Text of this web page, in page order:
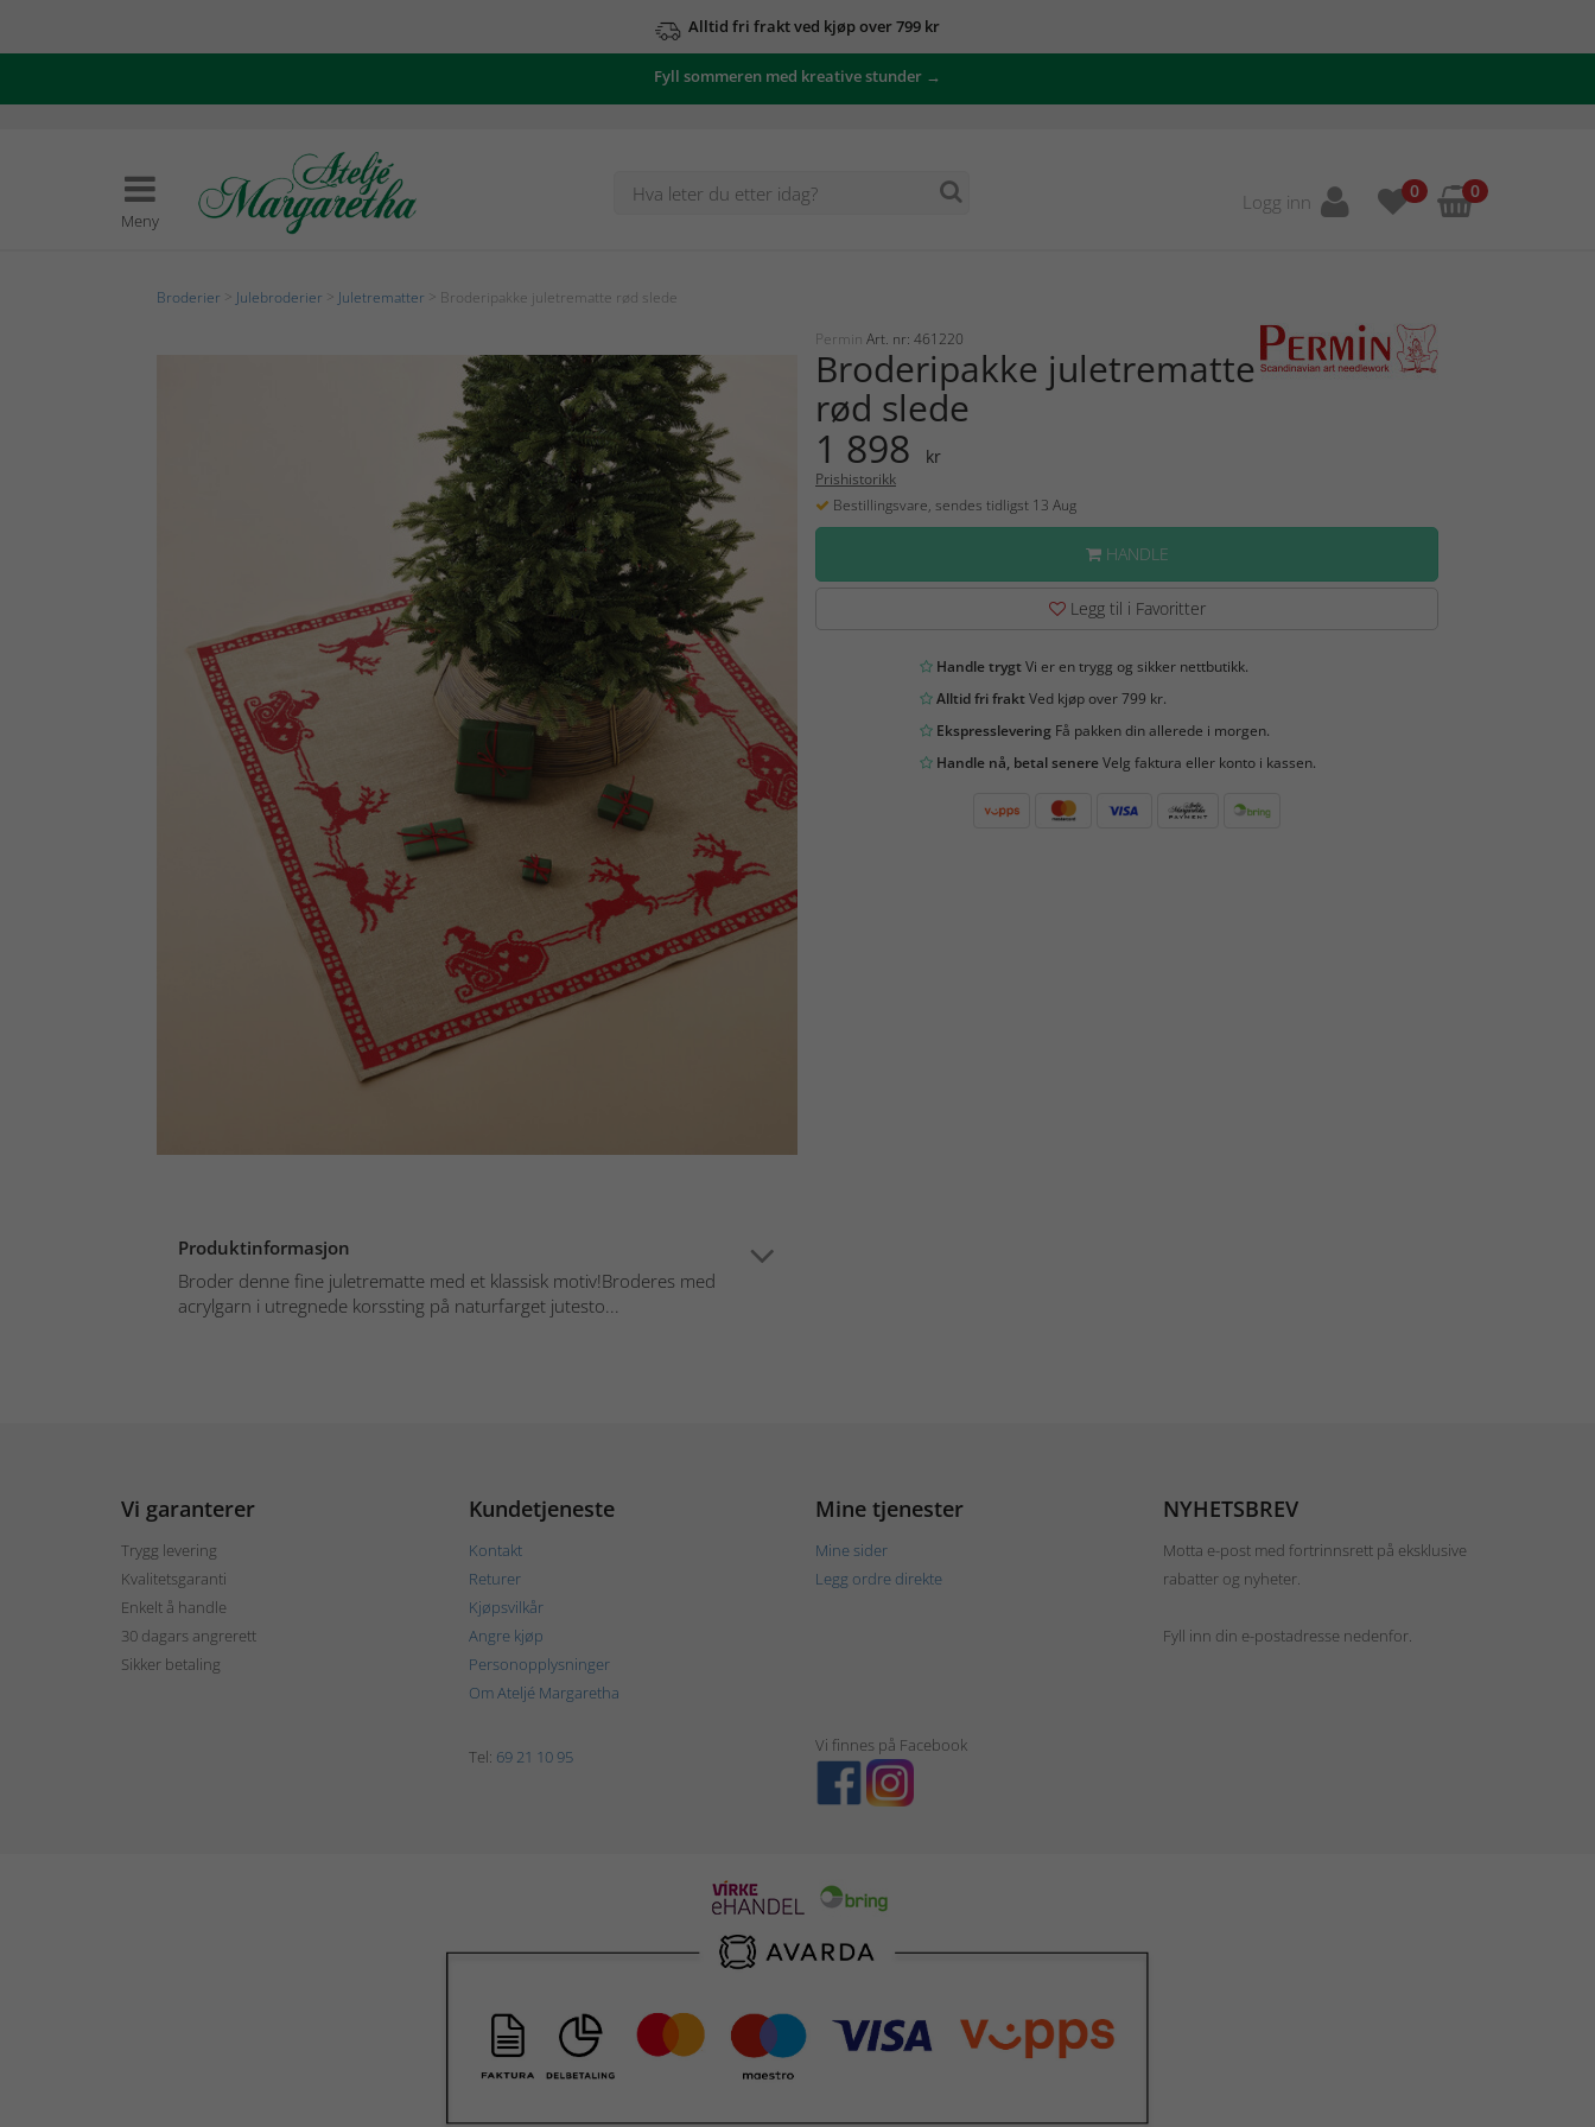
Alltid fri frakt ved kjøp over 799 kr
Fyll sommeren med kreative stunder →
Meny
Logg inn 0 0
Broderier Julebroderier Juletrematter > Broderipakke juletrematte rød slede
Produktinformasjon
Broder denne fine juletrematte med et klassisk motiv!Broderes med
acrylgarn i utregnede korssting på naturfarget jutesto...
Permin Art. nr: 461220
Broderipakke juletrematte
rød slede
1 898 kr
Prishistorikk
Bestillingsvare, sendes tidligst 13 Aug
HANDLE
Legg til i Favoritter
Handle trygtVi er en trygg og sikker nettbutikk.
Alltid fri fraktVed kjøp over 799 kr.
EkspressleveringFå pakken din allerede i morgen.
Handle nå, betal senereVelg faktura eller konto i kassen.
Vi garanterer
Trygg levering
Kvalitetsgaranti
Enkelt å handle
30 dagars angrerett
Sikker betaling
Kundetjeneste
Kontakt
Returer
Kjøpsvilkår
Angre kjøp
Personopplysninger
Om Ateljé Margaretha
Mine tjenester
Mine sider
Legg ordre direkte
NYHETSBREV
Motta e-post med fortrinnsrett på eksklusive
rabatter og nyheter.
Fyll inn din e-postadresse nedenfor.
Tel: 69 21 10 95
Vi finnes på Facebook